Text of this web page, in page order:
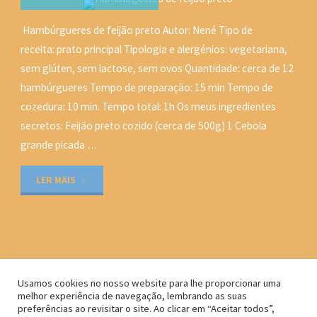
C-Q-M
COLÉGIO QUINTA DO
MAR/ RECEITAS DA NENÉ
28 AGOSTO, 2018
Hambúrgueres de feijão preto Autor: Nené Tipo de
receita: prato principal Tipologia e alergénios: vegetariana,
sem glúten, sem lactose, sem ovos Quantidade: cerca de 12
hambúrgueres Tempo de preparação: 15 min Tempo de
cozedura: 10 min. Tempo total: 1h Os meus ingredientes
secretos: Feijão preto cozido (cerca de 500g) 1 Cebola
grande picada …
LER MAIS
Powered byKahuna&WordPress.
Usamos cookies no nosso website para lhe proporcionar uma
melhor experiência de navegação, lembrando as suas
preferências ao revisitar o site. Ao clicar em “Aceitar todos”,